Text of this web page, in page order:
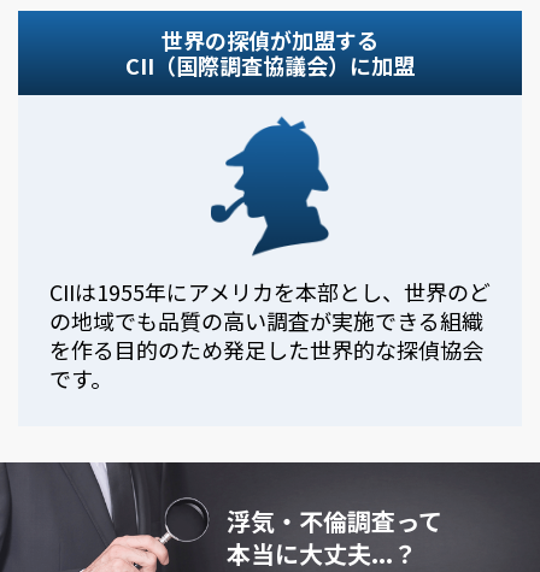
世界の探偵が加盟する
CII（国際調査協議会）に加盟
CIIは1955年にアメリカを本部とし、世界のど
の地域でも品質の高い調査が実施できる組織
を作る目的のため発足した世界的な探偵協会
です。
浮気・不倫調査って
本当に大丈夫...？